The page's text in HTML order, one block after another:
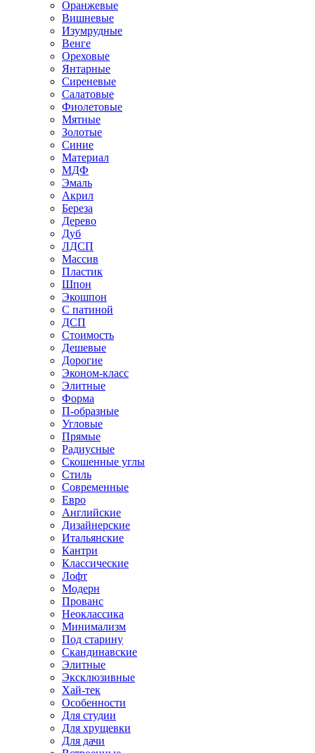
Оранжевые
Вишневые
Изумрудные
Венге
Ореховые
Янтарные
Сиреневые
Салатовые
Фиолетовые
Мятные
Золотые
Синие
Материал
МДФ
Эмаль
Акрил
Береза
Дерево
Дуб
ЛДСП
Массив
Пластик
Шпон
Экошпон
С патиной
ДСП
Стоимость
Дешевые
Дорогие
Эконом-класс
Элитные
Форма
П-образные
Угловые
Прямые
Радиусные
Скошенные углы
Стиль
Современные
Евро
Английские
Дизайнерские
Итальянские
Кантри
Классические
Лофт
Модерн
Прованс
Неоклассика
Минимализм
Под старину
Скандинавские
Элитные
Эксклюзивные
Хай-тек
Особенности
Для студии
Для хрущевки
Для дачи